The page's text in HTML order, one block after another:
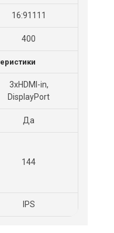
16:91111
400
3xHDMI-in,
DisplayPort
Да
144
IPS